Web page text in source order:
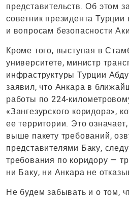
представительств. Об этом
советник президента
и вопросам безопасности
Кроме того, выступая в
университете, министр
инфраструктуры Турции
заявил, что Анкара в
работы по 224-
«Зангезурского коридора»,
ее территории. Это
выше пакету требований,
представителями Баку,
требования по коридору —
ни Баку, ни Анкара не
Не будем забывать и о том,